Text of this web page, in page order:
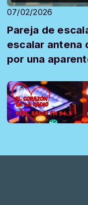
07/02/2026
Pareja de
escalar antena
por una